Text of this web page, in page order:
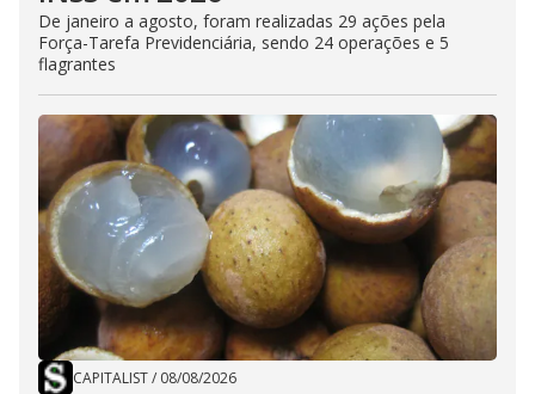
De janeiro a agosto, foram realizadas 29 ações pela
Força-Tarefa Previdenciária, sendo 24 operações e 5
flagrantes
CAPITALIST/ 08/08/2026